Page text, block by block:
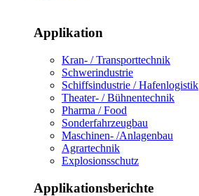
Applikation
Kran- / Transporttechnik
Schwerindustrie
Schiffsindustrie / Hafenlogistik
Theater- / Bühnentechnik
Pharma / Food
Sonderfahrzeugbau
Maschinen- /Anlagenbau
Agrartechnik
Explosionsschutz
Applikationsberichte